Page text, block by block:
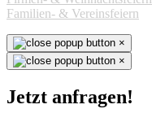
Familien- & Vereinsfeiern
×
×
Jetzt anfragen!